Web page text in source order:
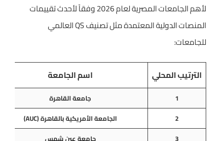
لأهم الجامعات المصرية لعام 2026 وفقاً لأحدث تقييمات
المنصات الدولية المعتمدة مثل تصنيف QS العالمي
للجامعات:
الترتيب المحلي اسم الجامعة
1
جامعة القاهرة
2
الجامعة الأمريكية بالقاهرة (AUC)
3
جامعة عين شمس